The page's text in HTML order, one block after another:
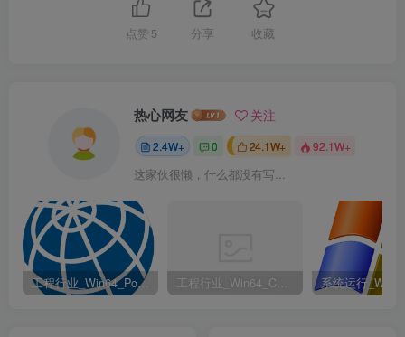
点赞 5 分享 收藏
热心网友 关注
2.4W+ 0 24.1W+ 92.1W+
这家伙很懒，什么都没有写...
工程行业_Win64_PointWise 18.6 R2 x64资源下载地址_百度网盘迅雷BT 工程行业_Win64_Cadence Fidelity Pointwise 2024.1 x64资源下载地址_百度网盘迅雷BT